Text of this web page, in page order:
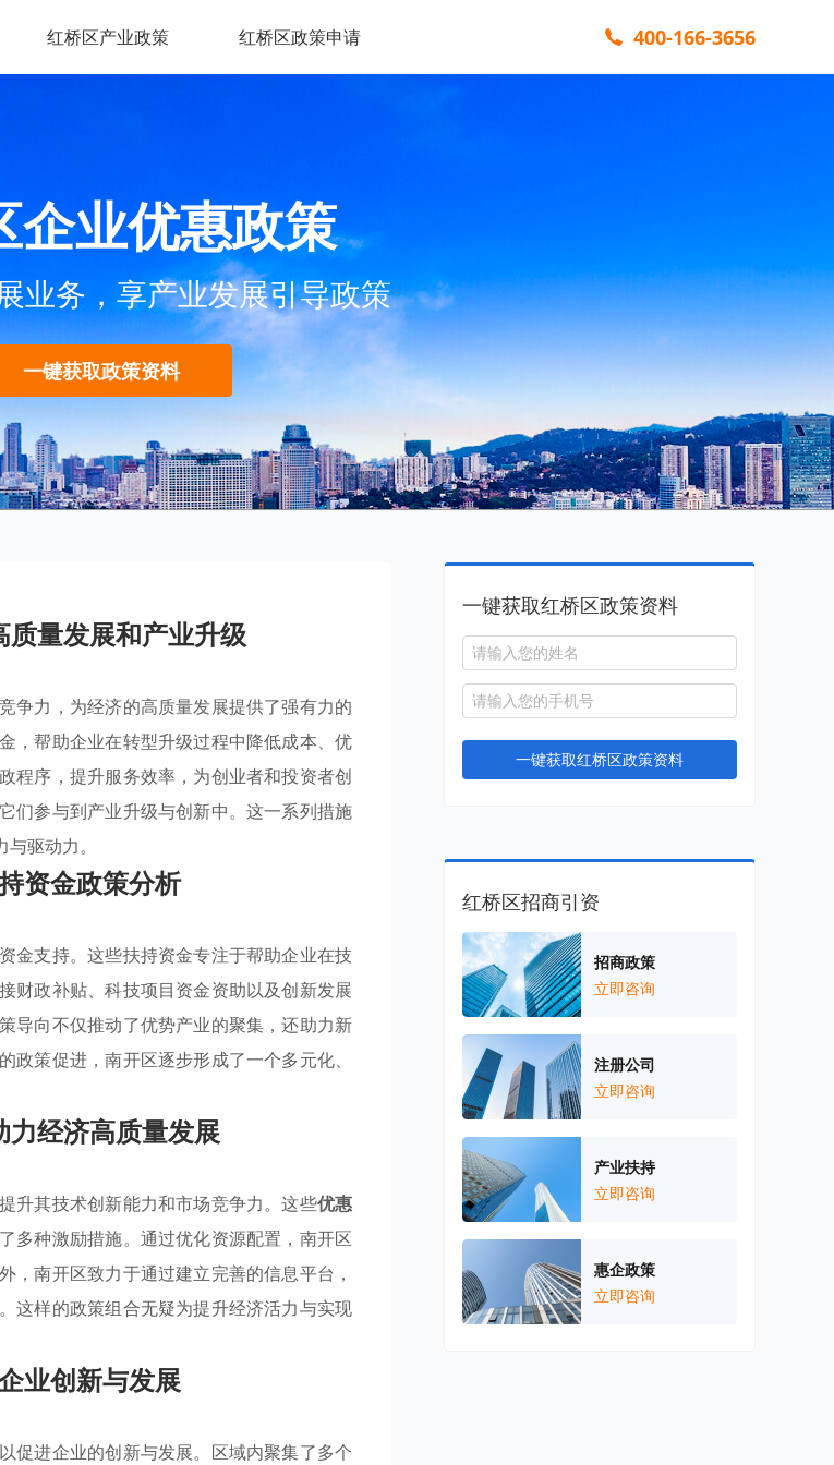
红桥区产业政策 红桥区政策申请 400-166-3656
企业优惠政策
业务，享产业发展引导政策
一键获取政策资料
量发展和产业升级
争力，为经济的高质量发展提供了强有力的
，帮助企业在转型升级过程中降低成本、优
程序，提升服务效率，为创业者和投资者创
们参与到产业升级与创新中。这一系列措施
驱动力。
资金政策分析
金支持。这些扶持资金专注于帮助企业在技
财政补贴、科技项目资金资助以及创新发展
导向不仅推动了优势产业的聚集，还助力新
策促进，南开区逐步形成了一个多元化、
经济高质量发展
升其技术创新能力和市场竞争力。这些优惠
多种激励措施。通过优化资源配置，南开区
南开区致力于通过建立完善的信息平台，
这样的政策组合无疑为提升经济活力与实现
业创新与发展
促进企业的创新与发展。区域内聚集了多个
一键获取红桥区政策资料
一键获取红桥区政策资料
红桥区招商引资
招商政策
立即咨询
注册公司
立即咨询
产业扶持
立即咨询
惠企政策
立即咨询